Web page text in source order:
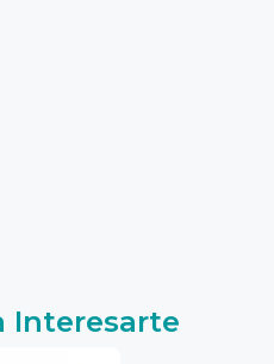
Interesarte